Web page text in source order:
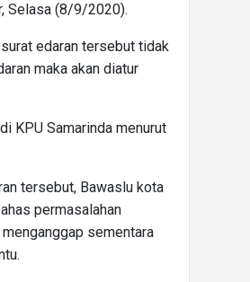
Selasa (8/9/2020).
edaran tersebut tidak
maka akan diatur
KPU Samarinda menurut
tersebut, Bawaslu kota
permasalahan
sementara